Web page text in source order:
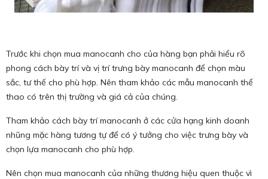
Trước khi chọn mua manocanh cho của hàng bạn phải hiểu rõ
phong cách bày trí và vị trí trưng bày manocanh để chọn màu
sắc, tư thế cho phù hợp. Nên tham khảo các mẫu manocanh thể
thao có trên thị trường và giá cả của chúng.
Tham khảo cách bày trí manocanh ở các cửa hạng kinh doanh
nhũng mặc hàng tương tự để có ý tưởng cho việc trưng bày và
chọn lựa manocanh cho phù hợp.
Nên chọn mua manocanh của những thương hiệu quen thuộc vì